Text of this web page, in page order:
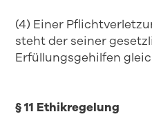
(4) Einer
steht der seiner
Erfüllungsgehilfen
§ 11 Ethikregelung